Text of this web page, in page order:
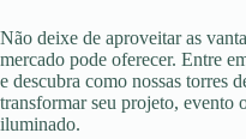
Não deixe de aproveitar as
mercado pode oferecer. Entre
e descubra como nossas torres
transformar seu projeto, evento
iluminado.